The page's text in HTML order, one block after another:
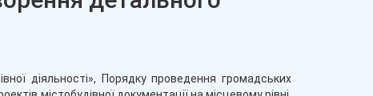
діяльності», Порядку проведення громадських